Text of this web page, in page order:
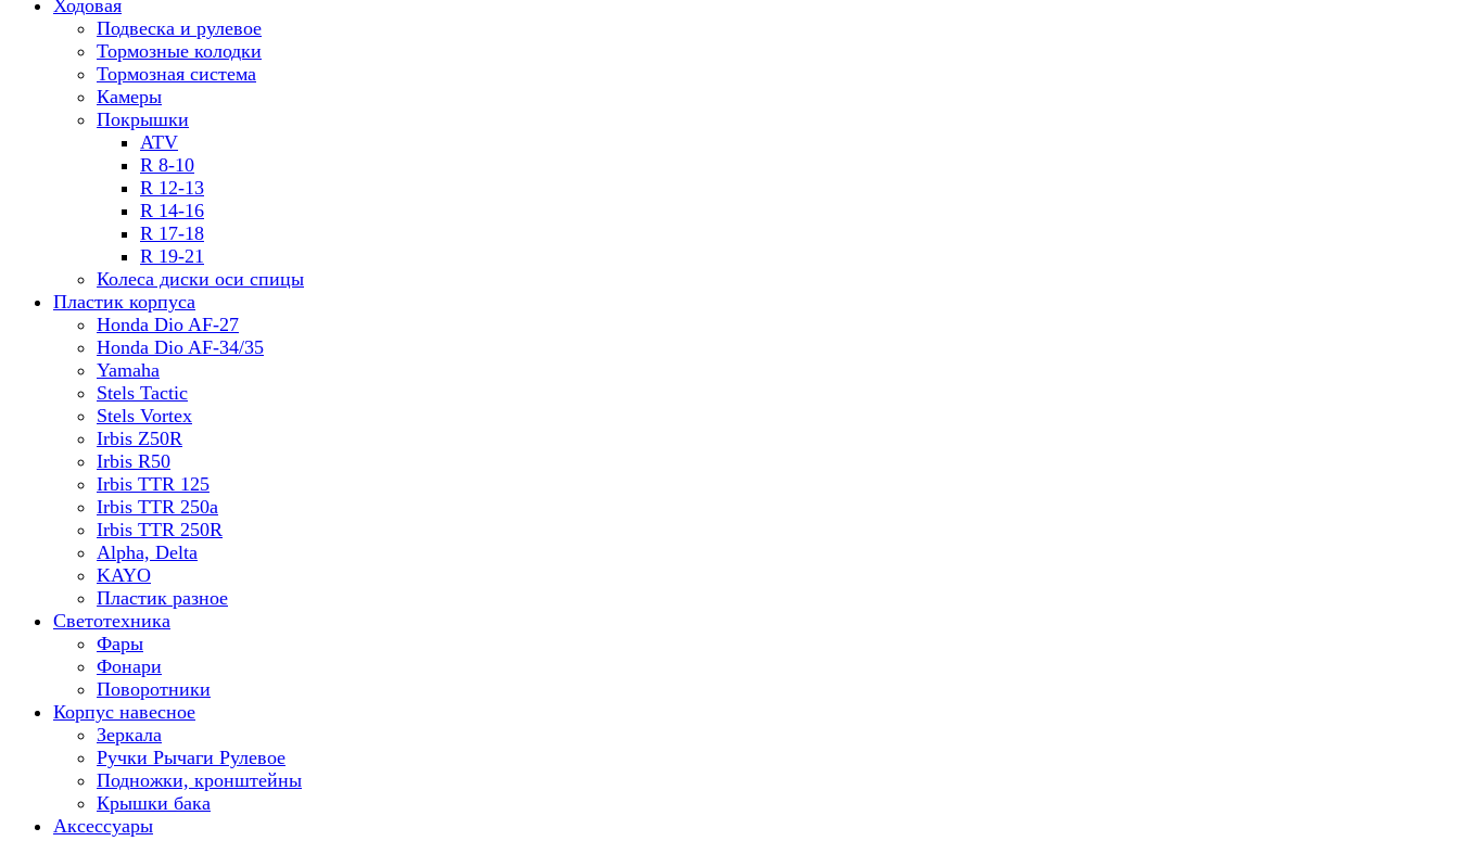
Ходовая
Подвеска и рулевое
Тормозные колодки
Тормозная система
Камеры
Покрышки
ATV
R 8-10
R 12-13
R 14-16
R 17-18
R 19-21
Колеса диски оси спицы
Пластик корпуса
Honda Dio AF-27
Honda Dio AF-34/35
Yamaha
Stels Tactic
Stels Vortex
Irbis Z50R
Irbis R50
Irbis TTR 125
Irbis TTR 250a
Irbis TTR 250R
Alpha, Delta
KAYO
Пластик разное
Светотехника
Фары
Фонари
Поворотники
Корпус навесное
Зеркала
Ручки Рычаги Рулевое
Подножки, кронштейны
Крышки бака
Аксессуары